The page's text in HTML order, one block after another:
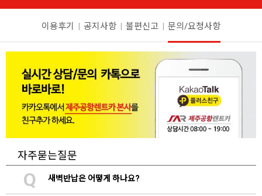
이용후기 공지사항 불편신고 문의/요청사항
자주묻는질문
Q 새벽반납은 어떻게 하나요?